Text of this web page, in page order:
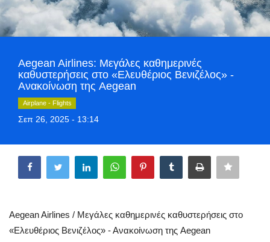
Travel
World
Style Adorés
Greece
Arts & Culture
Aegean Airlines: Μεγάλες καθημερινές
καθυστερήσεις στο «Ελευθέριος Βενιζέλος» -
Ανακοίνωση της Aegean
Airplane - Flights
Σεπ 26, 2025 - 13:14
Aegean Airlines / Μεγάλες καθημερινές καθυστερήσεις στο
«Ελευθέριος Βενιζέλος» - Ανακοίνωση της Aegean